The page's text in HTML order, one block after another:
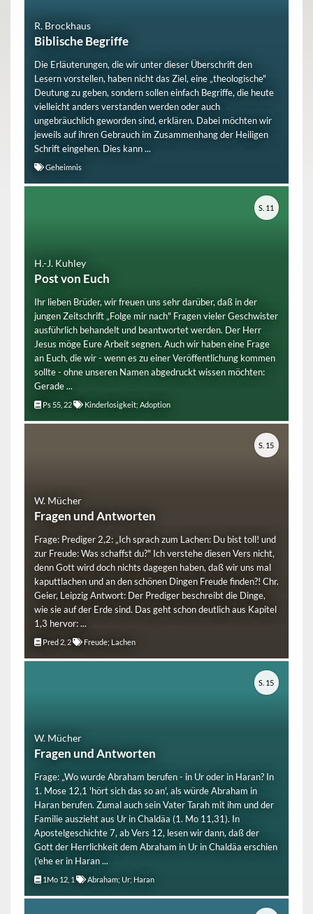
R. Brockhaus
Biblische Begriffe
Die Erläuterungen, die wir unter dieser Überschrift den
Lesern vorstellen, haben nicht das Ziel, eine „theologische"
Deutung zu geben, sondern sollen einfach Begriffe, die heute
vielleicht anders verstanden werden oder auch
ungebräuchlich geworden sind, erklären. Dabei möchten wir
jeweils auf ihren Gebrauch im Zusammenhang der Heiligen
Schrift eingehen. Dies kann ...
Geheimnis
H.-J. Kuhley
Post von Euch
Ihr lieben Brüder, wir freuen uns sehr darüber, daß in der
jungen Zeitschrift „Folge mir nach" Fragen vieler Geschwister
ausführlich behandelt und beantwortet werden. Der Herr
Jesus möge Eure Arbeit segnen. Auch wir haben eine Frage
an Euch, die wir - wenn es zu einer Veröffentlichung kommen
sollte - ohne unseren Namen abgedruckt wissen möchten:
Gerade ...
Ps 55, 22 Kinderlosigkeit; Adoption
S. 11
W. Mücher
Fragen und Antworten
Frage: Prediger 2,2: „Ich sprach zum Lachen: Du bist toll! und
zur Freude: Was schaffst du?" Ich verstehe diesen Vers nicht,
denn Gott wird doch nichts dagegen haben, daß wir uns mal
kaputtlachen und an den schönen Dingen Freude finden?! Chr.
Geier, Leipzig Antwort: Der Prediger beschreibt die Dinge,
wie sie auf der Erde sind. Das geht schon deutlich aus Kapitel
1,3 hervor: ...
Pred 2, 2 Freude; Lachen
S. 15
W. Mücher
Fragen und Antworten
Frage: „Wo wurde Abraham berufen - in Ur oder in Haran? In
1. Mose 12,1 'hört sich das so an', als würde Abraham in
Haran berufen. Zumal auch sein Vater Tarah mit ihm und der
Familie auszieht aus Ur in Chaldäa (1. Mo 11,31). In
Apostelgeschichte 7, ab Vers 12, lesen wir dann, daß der
Gott der Herrlichkeit dem Abraham in Ur in Chaldäa erschien
('ehe er in Haran ...
1Mo 12, 1 Abraham; Ur; Haran
S. 15